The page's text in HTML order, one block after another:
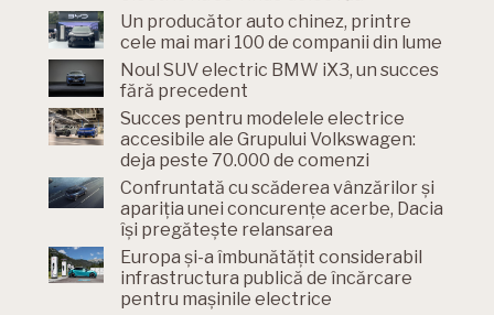
Un producător auto chinez, printre
cele mai mari 100 de companii din lume
Noul SUV electric BMW iX3, un succes
fără precedent
Succes pentru modelele electrice
accesibile ale Grupului Volkswagen:
deja peste 70.000 de comenzi
Confruntată cu scăderea vânzărilor și
apariția unei concurențe acerbe, Dacia
își pregătește relansarea
Europa și-a îmbunătățit considerabil
infrastructura publică de încărcare
pentru mașinile electrice